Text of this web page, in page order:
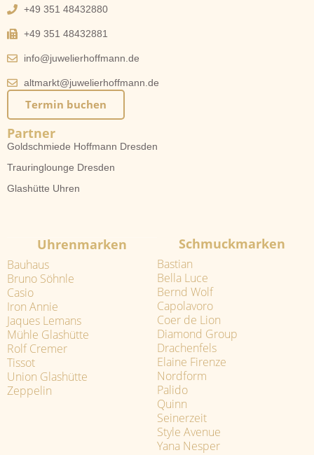
+49 351 48432880
+49 351 48432881
info@juwelierhoffmann.de
altmarkt@juwelierhoffmann.de
Termin buchen
Partner
Goldschmiede Hoffmann Dresden
Trauringlounge Dresden
Glashütte Uhren
Uhrenmarken
Bauhaus
Bruno Söhnle
Casio
Iron Annie
Jaques Lemans
Mühle Glashütte
Rolf Cremer
Tissot
Union Glashütte
Zeppelin
Schmuckmarken
Bastian
Bella Luce
Bernd Wolf
Capolavoro
Coer de Lion
Diamond Group
Drachenfels
Elaine Firenze
Nordform
Palido
Quinn
Seinerzeit
Style Avenue
Yana Nesper